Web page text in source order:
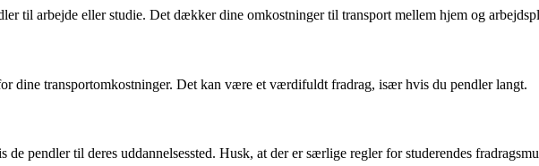
til arbejde eller studie. Det dækker dine omkostninger til transport mellem hjem og
dine transportomkostninger. Det kan være et værdifuldt fradrag, især hvis du pendler langt.
de pendler til deres uddannelsessted. Husk, at der er særlige regler for studerendes